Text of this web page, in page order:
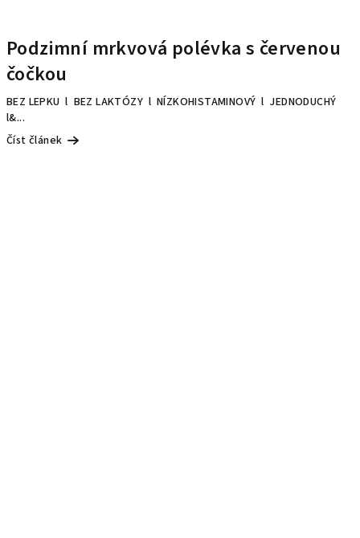
Podzimní mrkvová polévka s červenou
čočkou
BEZ LEPKU l BEZ LAKTÓZY l NÍZKOHISTAMINOVÝ l JEDNODUCHÝ
l&...
Číst článek